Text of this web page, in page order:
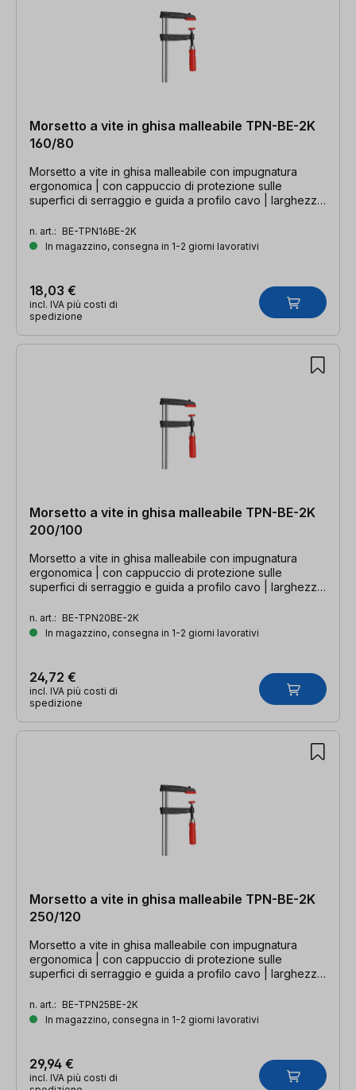
Morsetto a vite in ghisa malleabile TPN-BE-2K
160/80
Morsetto a vite in ghisa malleabile con impugnatura
ergonomica | con cappuccio di protezione sulle
superfici di serraggio e guida a profilo cavo | larghezza
25 x 6 mm
n. art.: BE-TPN16BE-2K
In magazzino, consegna in 1-2 giorni lavorativi
18,03 €
incl. IVA più costi di
spedizione
Morsetto a vite in ghisa malleabile TPN-BE-2K
200/100
Morsetto a vite in ghisa malleabile con impugnatura
ergonomica | con cappuccio di protezione sulle
superfici di serraggio e guida a profilo cavo | larghezza
guida 27 x 7 mm
n. art.: BE-TPN20BE-2K
In magazzino, consegna in 1-2 giorni lavorativi
24,72 €
incl. IVA più costi di
spedizione
Morsetto a vite in ghisa malleabile TPN-BE-2K
250/120
Morsetto a vite in ghisa malleabile con impugnatura
ergonomica | con cappuccio di protezione sulle
superfici di serraggio e guida a profilo cavo | larghezza
guida 29 x 9 mm
n. art.: BE-TPN25BE-2K
In magazzino, consegna in 1-2 giorni lavorativi
29,94 €
incl. IVA più costi di